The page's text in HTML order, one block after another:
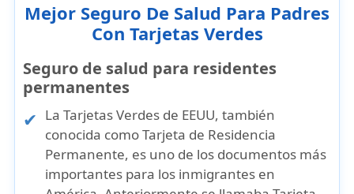
Mejor Seguro De Salud Para Padres
Con Tarjetas Verdes
Seguro de salud para residentes
permanentes
LaTarjetas Verdes de EEUU, también
conocida comoTarjeta de Residencia
Permanente, es uno de los documentos más
importantes para los inmigrantes en